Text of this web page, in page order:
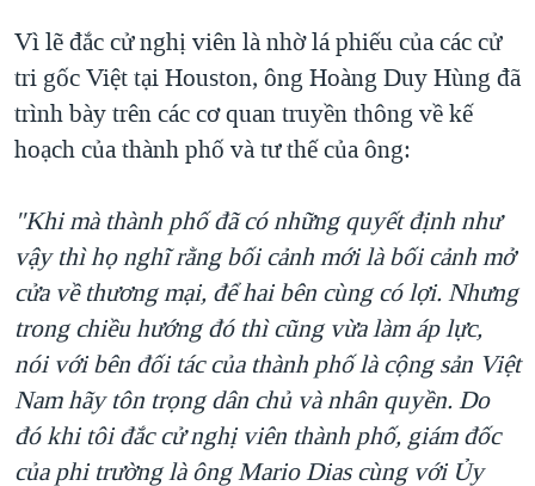
Vì lẽ đắc cử nghị viên là nhờ lá phiếu của các cử
tri gốc Việt tại Houston, ông Hoàng Duy Hùng đã
trình bày trên các cơ quan truyền thông về kế
hoạch của thành phố và tư thế của ông:
"Khi mà thành phố đã có những quyết định như
vậy thì họ nghĩ rằng bối cảnh mới là bối cảnh mở
cửa về thương mại, để hai bên cùng có lợi. Nhưng
trong chiều hướng đó thì cũng vừa làm áp lực,
nói với bên đối tác của thành phố là cộng sản Việt
Nam hãy tôn trọng dân chủ và nhân quyền. Do
đó khi tôi đắc cử nghị viên thành phố, giám đốc
của phi trường là ông Mario Dias cùng với Ủy